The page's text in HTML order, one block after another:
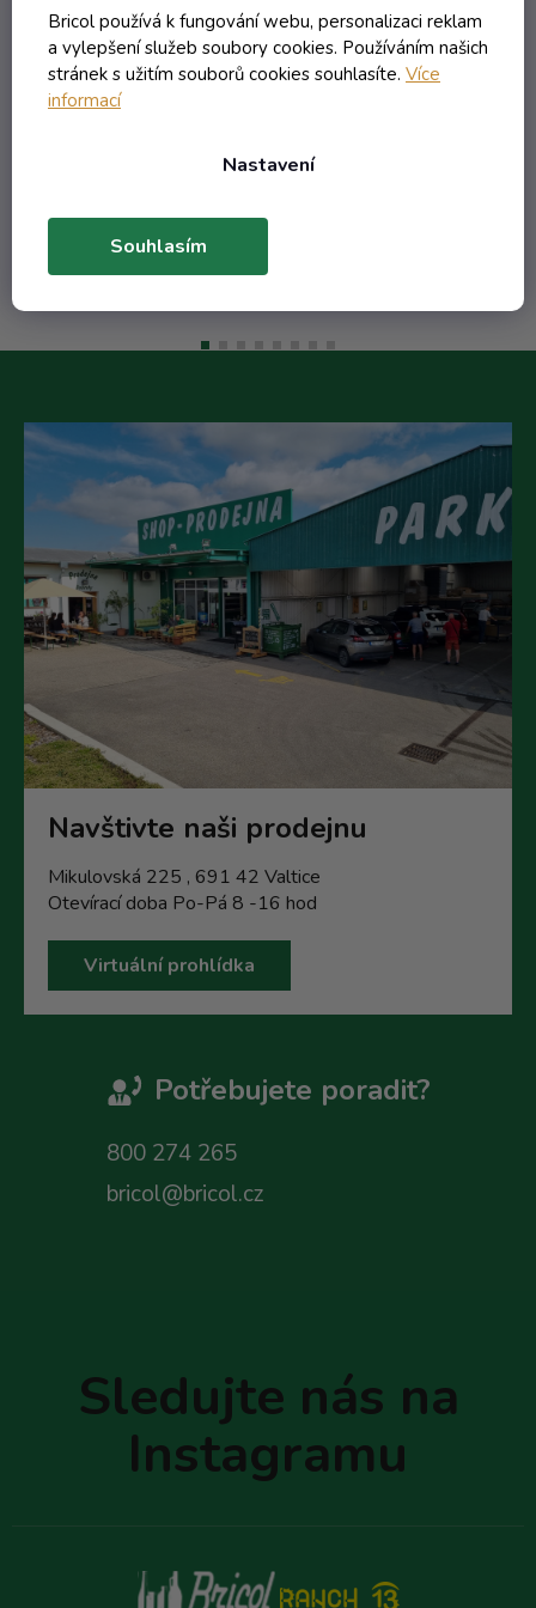
Bricol používá k fungování webu, personalizaci reklam
a vylepšení služeb soubory cookies. Používáním našich
stránek s užitím souborů cookies souhlasíte. Více
informací
Nastavení
Souhlasím
+ obtisk čert a čertice nápis
Čertovská pálenka
Externí sklad - dodání do 10 dnů
99,46 Kč/ ks
Navštivte naši prodejnu
Mikulovská 225 , 691 42 Valtice
Otevírací doba Po-Pá 8 -16 hod
Virtuální prohlídka
Potřebujete poradit?
800 274 265
bricol@bricol.cz
Sledujte nás na
Instagramu